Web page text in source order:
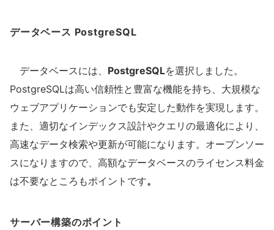
データベース PostgreSQL
データベースには、 PostgreSQLを選択しました。
PostgreSQLは高い信頼性と豊富な機能を持ち、大規模な
ウェブアプリケーションでも安定した動作を実現します。
また、適切なインデックス設計やクエリの最適化により、
高速なデータ検索や更新が可能になります。オープンソー
スになりますので、高額なデータベースのライセンス料金
は不要なところもポイントです。
サーバー構築のポイント